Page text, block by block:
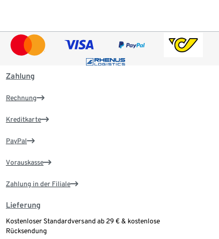
Zahlung
Rechnung
Kreditkarte
PayPal
Vorauskasse
Zahlung in der Filiale
Lieferung
Kostenloser Standardversand ab 29 € & kostenlose
Rücksendung